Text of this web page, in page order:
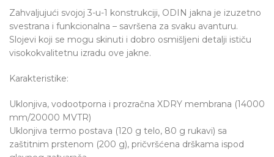
Zahvaljujući svojoj 3-u-1 konstrukciji, ODIN jakna je izuzetno
svestrana i funkcionalna – savršena za svaku avanturu.
Slojevi koji se mogu skinuti i dobro osmišljeni detalji ističu
visokokvalitetnu izradu ove jakne.
Karakteristike:
Uklonjiva, vodootporna i prozračna XDRY membrana (14000
mm/20000 MVTR)
Uklonjiva termo postava (120 g telo, 80 g rukavi) sa
zaštitnim prstenom (200 g), pričvršćena drškama ispod